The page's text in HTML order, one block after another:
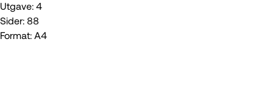
Utgave: 4
Sider: 88
Format: A4